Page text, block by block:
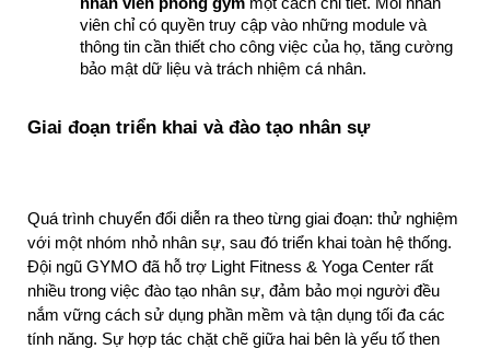
viên chỉ có quyền truy cập vào những module và
thông tin cần thiết cho công việc của họ, tăng cường
bảo mật dữ liệu và trách nhiệm cá nhân.
Giai đoạn triển khai và đào tạo nhân sự
Quá trình chuyển đổi diễn ra theo từng giai đoạn: thử nghiệm
với một nhóm nhỏ nhân sự, sau đó triển khai toàn hệ thống.
Đội ngũ GYMO đã hỗ trợ Light Fitness & Yoga Center rất
nhiều trong việc đào tạo nhân sự, đảm bảo mọi người đều
nắm vững cách sử dụng phần mềm và tận dụng tối đa các
tính năng. Sự hợp tác chặt chẽ giữa hai bên là yếu tố then